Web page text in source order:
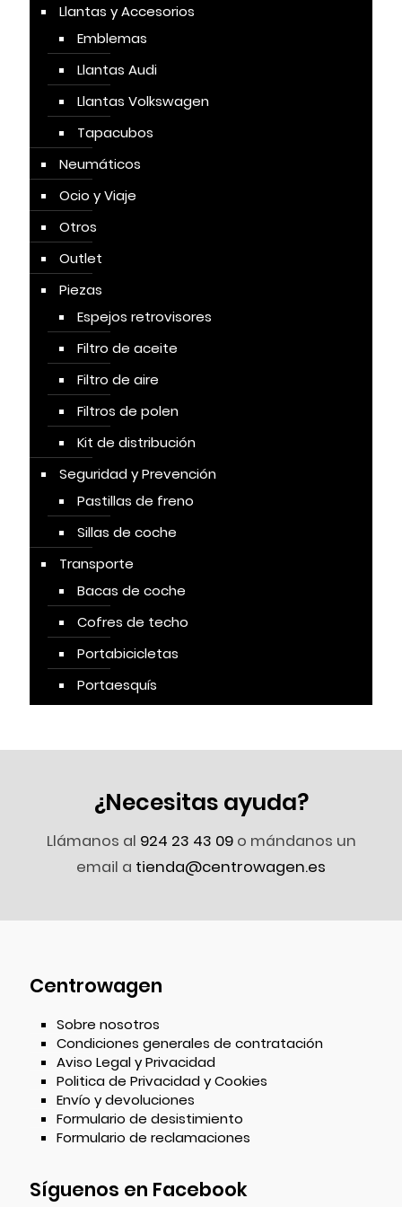
Llantas y Accesorios
Emblemas
Llantas Audi
Llantas Volkswagen
Tapacubos
Neumáticos
Ocio y Viaje
Otros
Outlet
Piezas
Espejos retrovisores
Filtro de aceite
Filtro de aire
Filtros de polen
Kit de distribución
Seguridad y Prevención
Pastillas de freno
Sillas de coche
Transporte
Bacas de coche
Cofres de techo
Portabicicletas
Portaesquís
¿Necesitas ayuda?
Llámanos al 924 23 43 09o mándanos un
email a tienda@centrowagen.es
Centrowagen
Sobre nosotros
Condiciones generales de contratación
Aviso Legal y Privacidad
Politica de Privacidad y Cookies
Envío y devoluciones
Formulario de desistimiento
Formulario de reclamaciones
Síguenos en Facebook